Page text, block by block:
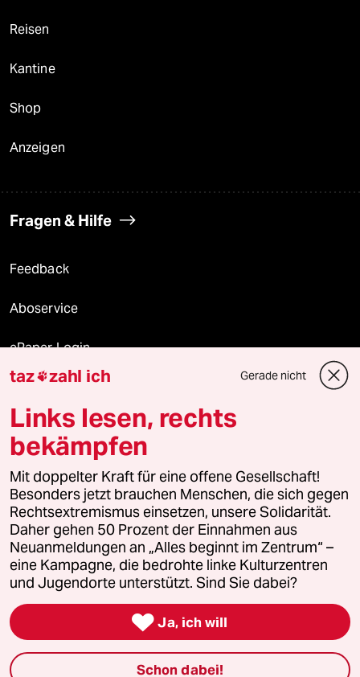
Reisen
Kantine
Shop
Anzeigen
Fragen & Hilfe
Feedback
Aboservice
ePaper Login
Downloads für Abonnierende
© 2026 taz Verlags und Vertriebs GmbH
Alle Rechte vorbehalten. Bei rechtlichen Fragen oder für Genehmigungen
wenden Sie sich bitte an
lizenzen@taz.de
Feedback Redaktionsstatut Kommune-Richtlinien
Leitlinie Informant Datenschutz Impressum AGB
Seitenwende Einwilligungen widerrufen (Ads)
taz zahl ich Gerade nicht
Links lesen, rechts
bekämpfen
Mit doppelter Kraft für eine offene Gesellschaft!
Besonders jetzt brauchen Menschen, die sich gegen
Rechtsextremismus einsetzen, unsere Solidarität.
Daher gehen 50 Prozent der Einnahmen aus
Neuanmeldungen an „Alles beginnt im Zentrum“ –
eine Kampagne, die bedrohte linke Kulturzentren
und Jugendorte unterstützt. Sind Sie dabei?
 Ja, ich will
Schon dabei!